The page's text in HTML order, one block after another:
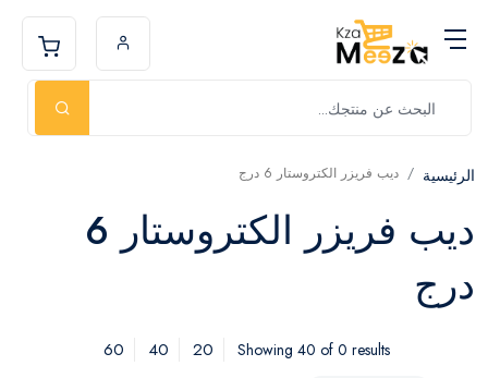
الرئيسية ديب فريزر الكتروستار 6 درج
ديب فريزر الكتروستار 6
درج
Showing 40 of 0 results
20
40
60